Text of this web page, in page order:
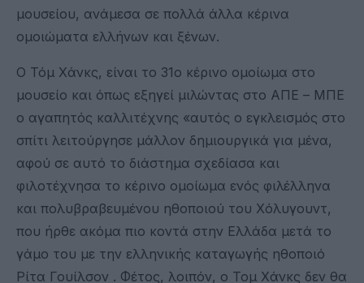
μουσείου, ανάμεσα σε πολλά άλλα κέρινα
ομοιώματα ελλήνων και ξένων.
Ο Τόμ Χάνκς, είναι το 31ο κέρινο ομοίωμα στο
μουσείο και όπως εξηγεί μιλώντας στο ΑΠΕ – ΜΠΕ
ο αγαπητός καλλιτέχνης «αυτός ο εγκλεισμός στο
σπίτι λειτούργησε μάλλον δημιουργικά για μένα,
αφού σε αυτό το διάστημα σχεδίασα και
φιλοτέχνησα το κέρινο ομοίωμα ενός φιλέλληνα
και πολυβραβευμένου ηθοποιού του Χόλυγουντ,
που ήρθε ακόμα πιο κοντά στην Ελλάδα μετά το
γάμο του με την ελληνικής καταγωγής ηθοποιό
Ρίτα Γουίλσον . Φέτος, λοιπόν, ο Τομ Χάνκς δεν θα